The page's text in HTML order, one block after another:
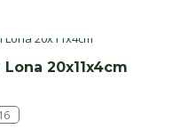
20x11x4cm